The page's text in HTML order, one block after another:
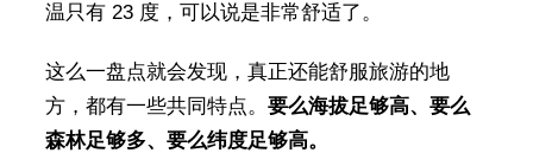
温只有 23 度，可以说是非常舒适了。
这么一盘点就会发现，真正还能舒服旅游的地
方，都有一些共同特点。 要么海拔足够高、要么
森林足够多、要么纬度足够高。